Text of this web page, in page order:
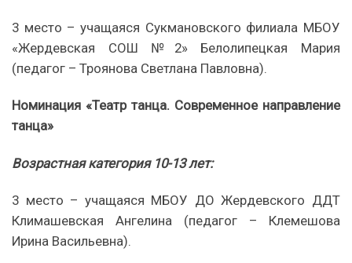
3 место – учащаяся Сукмановского филиала МБОУ
«Жердевская СОШ №2» Белолипецкая Мария
(педагог – Троянова Светлана Павловна).
Номинация «Театр танца. Современное направление
танца»
Возрастная категория 10-13 лет:
3 место – учащаяся МБОУ ДО Жердевского ДДТ
Климашевская Ангелина (педагог – Клемешова
Ирина Васильевна).